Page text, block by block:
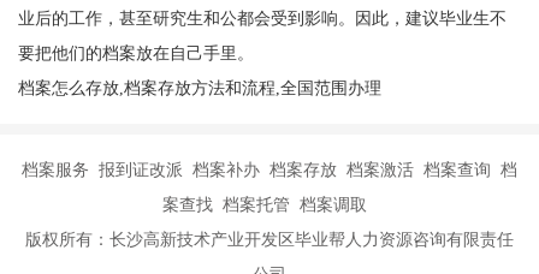
业后的工作，甚至研究生和公都会受到影响。因此，建议毕业生不
要把他们的档案放在自己手里。
档案怎么存放,档案存放方法和流程,全国范围办理
档案服务 报到证改派 档案补办 档案存放 档案激活 档案查询 档
案查找 档案托管 档案调取
版权所有：长沙高新技术产业开发区毕业帮人力资源咨询有限责任